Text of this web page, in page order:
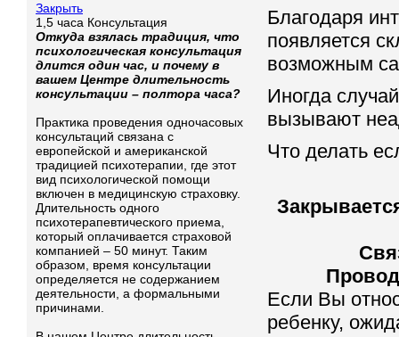
Благодаря
появляется
возможным
Иногда
вызывают
Что делать
Если Вы
ребенку,
Закрыть
1,5 часа Консультация
Откуда взялась традиция, что
психологическая консультация
длится один час, и почему в
вашем Центре длительность
консультации – полтора часа?
Практика проведения одночасовых
консультаций связана с
европейской и американской
традицией психотерапии, где этот
вид психологической помощи
включен в медицинскую страховку.
Длительность одного
психотерапевтического приема,
который оплачивается страховой
компанией – 50 минут. Таким
образом, время консультации
определяется не содержанием
деятельности, а формальными
причинами.